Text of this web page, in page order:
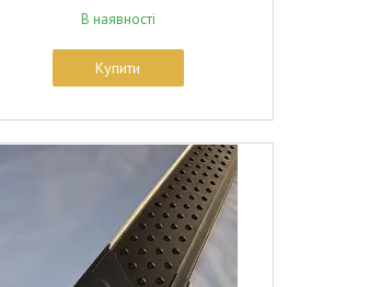
В наявності
Купити